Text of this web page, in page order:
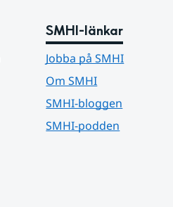
SMHI-länkar
Jobba på SMHI
Om SMHI
SMHI-bloggen
SMHI-podden